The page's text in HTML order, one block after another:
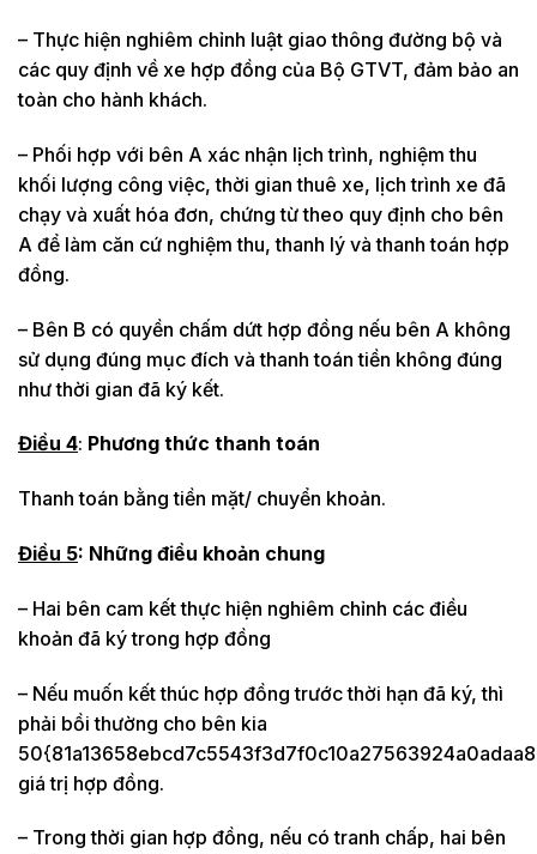
– Thực hiện nghiêm chỉnh luật giao thông đường bộ và
các quy định về xe hợp đồng của Bộ GTVT, đảm bảo an
toàn cho hành khách.
– Phối hợp với bên A xác nhận lịch trình, nghiệm thu
khối lượng công việc, thời gian thuê xe, lịch trình xe đã
chạy và xuất hóa đơn, chứng từ theo quy định cho bên
A để làm căn cứ nghiệm thu, thanh lý và thanh toán hợp
đồng.
– Bên B có quyền chấm dứt hợp đồng nếu bên A không
sử dụng đúng mục đích và thanh toán tiền không đúng
như thời gian đã ký kết.
Điều 4: Phương thức thanh toán
Thanh toán bằng tiền mặt/ chuyển khoản.
Điều 5: Những điều khoản chung
– Hai bên cam kết thực hiện nghiêm chỉnh các điều
khoản đã ký trong hợp đồng
– Nếu muốn kết thúc hợp đồng trước thời hạn đã ký, thì
phải bồi thường cho bên kia
giá trị hợp đồng.
– Trong thời gian hợp đồng, nếu có tranh chấp, hai bên